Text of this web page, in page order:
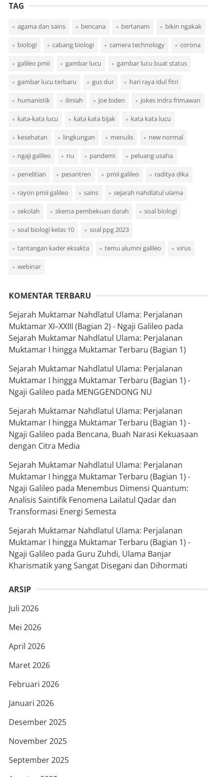
TAG
agama dan sains bencana bertanam bikin ngakak
biologi cabang biologi camera technology corona
galileo pmii gambar lucu gambar lucu buat status
gambar lucu terbaru gus dur hari raya idul fitri
humanistik ilmiah joe biden jokes indra frimawan
kata-kata lucu kata kata bijak kata kata lucu
kesehatan lingkungan menulis new normal
ngaji galileo nu pandemi peluang usaha
penelitian pesantren pmii galileo raditya dika
rayon pmii galileo sains sejarah nahdlatul ulama
sekolah skema pembekuan darah soal biologi
soal biologi kelas 10 soal ppg 2023
tantangan kader eksakta temu alumni galileo virus
webinar
KOMENTAR TERBARU
Sejarah Muktamar Nahdlatul Ulama: Perjalanan
Muktamar XI–XXIII (Bagian 2) - Ngaji Galileo pada
Sejarah Muktamar Nahdlatul Ulama: Perjalanan
Muktamar I hingga Muktamar Terbaru (Bagian 1)
Sejarah Muktamar Nahdlatul Ulama: Perjalanan
Muktamar I hingga Muktamar Terbaru (Bagian 1) -
Ngaji Galileo pada MENGGENDONG NU
Sejarah Muktamar Nahdlatul Ulama: Perjalanan
Muktamar I hingga Muktamar Terbaru (Bagian 1) -
Ngaji Galileo pada Bencana, Buah Narasi Kekuasaan
dengan Citra Media
Sejarah Muktamar Nahdlatul Ulama: Perjalanan
Muktamar I hingga Muktamar Terbaru (Bagian 1) -
Ngaji Galileo pada Menembus Dimensi Quantum:
Analisis Saintifik Fenomena Lailatul Qadar dan
Transformasi Energi Semesta
Sejarah Muktamar Nahdlatul Ulama: Perjalanan
Muktamar I hingga Muktamar Terbaru (Bagian 1) -
Ngaji Galileo pada Guru Zuhdi, Ulama Banjar
Kharismatik yang Sangat Disegani dan Dihormati
ARSIP
Juli 2026
Mei 2026
April 2026
Maret 2026
Februari 2026
Januari 2026
Desember 2025
November 2025
September 2025